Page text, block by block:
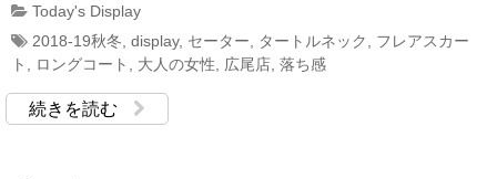
Today's Display
2018-19秋冬 display, セーター タートルネック
フレアスカー
ト
ロングコート 大人の女性 広尾店 落ち感
続きを読む